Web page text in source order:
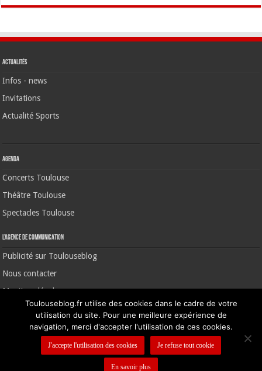
Actualités
Infos - news
Invitations
Actualité Sports
Agenda
Concerts Toulouse
Théâtre Toulouse
Spectacles Toulouse
L’agence de communication
Publicité sur Toulouseblog
Nous contacter
Mentions légales
©2006-2026 Toulouse Blog | CNIL N° 1391640
Toulouseblog.fr utilise des cookies dans le cadre de votre
utilisation du site. Pour une meilleure expérience de
navigation, merci d'accepter l'utilisation de ces cookies.
J'accepte l'utilisation des cookies Je refuse tout cookie
En savoir plus